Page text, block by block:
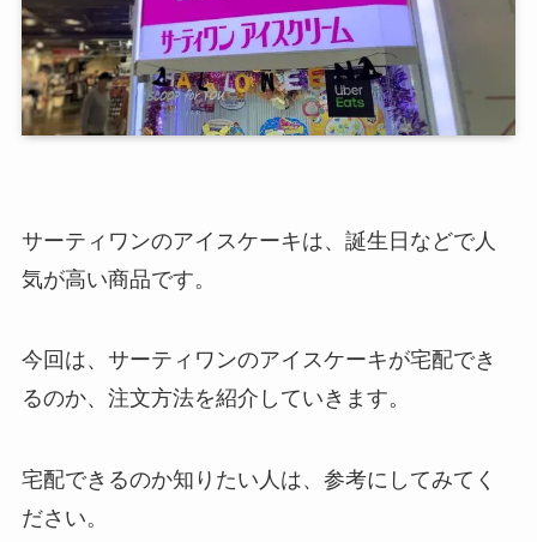
サーティワンのアイスケーキは、誕生日などで人
気が高い商品です。
今回は、サーティワンのアイスケーキが宅配でき
るのか、注文方法を紹介していきます。
宅配できるのか知りたい人は、参考にしてみてく
ださい。